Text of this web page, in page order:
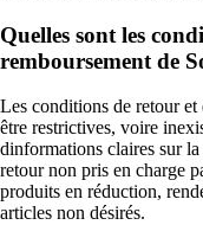
Quelles sont les
remboursement de
Les conditions de retour et
être restrictives, voire
dinformations claires sur
retour non pris en charge
produits en réduction,
articles non désirés.